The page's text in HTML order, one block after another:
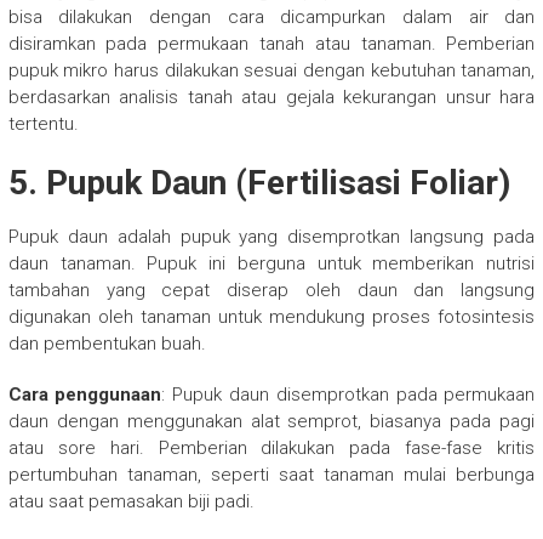
bisa dilakukan dengan cara dicampurkan dalam air dan
disiramkan pada permukaan tanah atau tanaman. Pemberian
pupuk mikro harus dilakukan sesuai dengan kebutuhan tanaman,
berdasarkan analisis tanah atau gejala kekurangan unsur hara
tertentu.
5. Pupuk Daun (Fertilisasi Foliar)
Pupuk daun adalah pupuk yang disemprotkan langsung pada
daun tanaman. Pupuk ini berguna untuk memberikan nutrisi
tambahan yang cepat diserap oleh daun dan langsung
digunakan oleh tanaman untuk mendukung proses fotosintesis
dan pembentukan buah.
Cara penggunaan: Pupuk daun disemprotkan pada permukaan
daun dengan menggunakan alat semprot, biasanya pada pagi
atau sore hari. Pemberian dilakukan pada fase-fase kritis
pertumbuhan tanaman, seperti saat tanaman mulai berbunga
atau saat pemasakan biji padi.